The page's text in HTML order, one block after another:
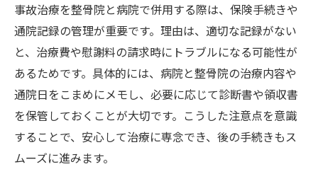
事故治療を整骨院と病院で併用する際は、保険手続きや
通院記録の管理が重要です。理由は、適切な記録がない
と、治療費や慰謝料の請求時にトラブルになる可能性が
あるためです。具体的には、病院と整骨院の治療内容や
通院日をこまめにメモし、必要に応じて診断書や領収書
を保管しておくことが大切です。こうした注意点を意識
することで、安心して治療に専念でき、後の手続きもス
ムーズに進みます。